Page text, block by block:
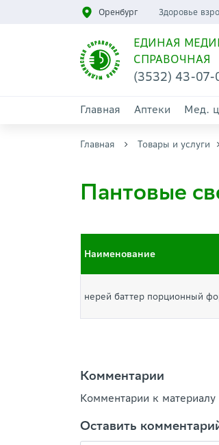
Оренбург Здоровье
ЕДИНАЯ
СПРАВОЧНАЯ
(3532) 43-07-
Главная Аптеки Мед.
Главная Товары и услуги
Пантовые
Наименование
нерей баттер порционный
Комментарии
Комментарии к материалу
Оставить